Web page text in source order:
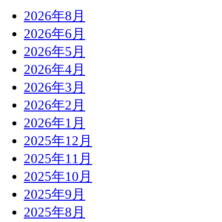
2026年8月
2026年6月
2026年5月
2026年4月
2026年3月
2026年2月
2026年1月
2025年12月
2025年11月
2025年10月
2025年9月
2025年8月